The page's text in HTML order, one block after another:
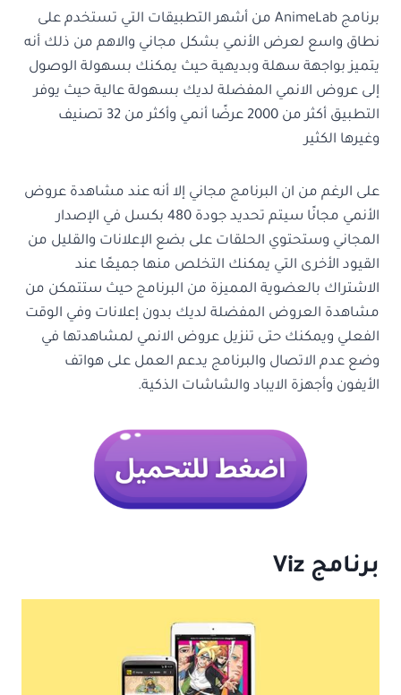
برنامج AnimeLab من أشهر التطبيقات التي تستخدم على
نطاق واسع لعرض الأنمي بشكل مجاني والاهم من ذلك أنه
يتميز بواجهة سهلة وبديهية حيث يمكنك بسهولة الوصول
إلى عروض الانمي المفضلة لديك بسهولة عالية حيث يوفر
التطبيق أكثر من 2000 عرضًا أنمي وأكثر من 32 تصنيف
وغيرها الكثير
على الرغم من ان البرنامج مجاني إلا أنه عند مشاهدة عروض
الأنمي مجانًا سيتم تحديد جودة 480 بكسل في الإصدار
المجاني وستحتوي الحلقات على بضع الإعلانات والقليل من
القيود الأخرى التي يمكنك التخلص منها جميعًا عند
الاشتراك بالعضوية المميزة من البرنامج حيث ستتمكن من
مشاهدة العروض المفضلة لديك بدون إعلانات وفي الوقت
الفعلي ويمكنك حتى تنزيل عروض الانمي لمشاهدتها في
وضع عدم الاتصال والبرنامج يدعم العمل على هواتف
الأيفون وأجهزة الايباد والشاشات الذكية.
برنامج Viz